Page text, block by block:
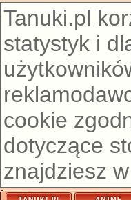
Tanuki.pl
statystyk i
cookie
dotyczące
znajdziesz w